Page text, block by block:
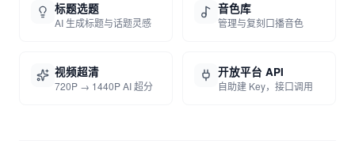
标题选题
AI 生成标题与话题灵感
音色库
管理与复刻口播音色
视频超清
720P → 1440P AI 超分
开放平台 API
自助建 Key，接口调用